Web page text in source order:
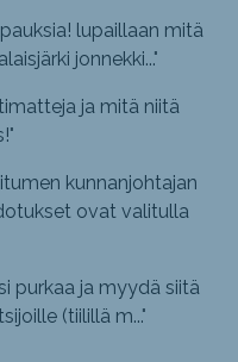
lupaillaan mitä
jonnekki..."
ja mitä niitä
"
kunnanjohtajan
ovat valitulla
purkaa ja myydä siitä
(tiilillä m..."